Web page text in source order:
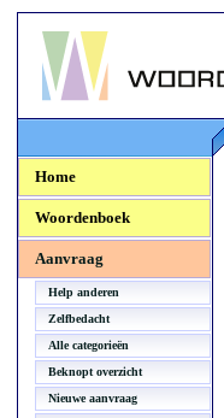
Woordenboek.NU
Home
Woordenboek
Aanvraag
Help anderen
Zelfbedacht
Alle categorieën
Beknopt overzicht
Nieuwe aanvraag